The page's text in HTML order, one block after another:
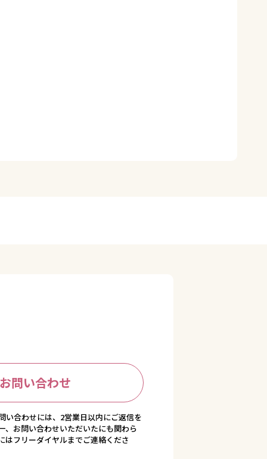
お問い合わせ
合わせには、2営業日以内にご返信を
、お問い合わせいただいたにも関わら
はフリーダイヤルまでご連絡くださ